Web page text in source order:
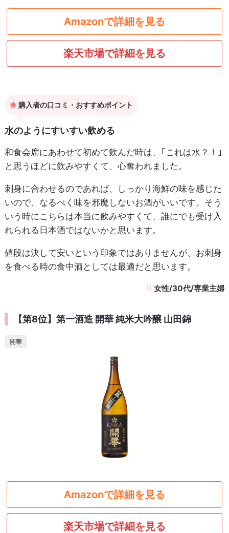
Amazonで詳細を見る
楽天市場で詳細を見る
購入者の口コミ・おすすめポイント
水のようにすいすい飲める
和食会席にあわせて初めて飲んだ時は、｢これは水？！｣
と思うほどに飲みやすくて、心奪われました。
刺身に合わせるのであれば、しっかり海鮮の味を感じた
いので、なるべく味を邪魔しないお酒がいいです。そう
いう時にこちらは本当に飲みやすくて、誰にでも受け入
れられる日本酒ではないかと思います。
値段は決して安いという印象ではありませんが、お刺身
を食べる時の食中酒としては最適だと思います。
女性/30代/専業主婦
【第8位】第一酒造 開華 純米大吟醸 山田錦
開華
Amazonで詳細を見る
楽天市場で詳細を見る